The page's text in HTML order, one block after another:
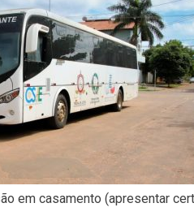
em casamento (apresentar